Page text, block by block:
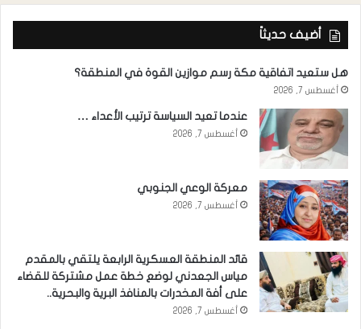
أضيف حديثاً
هل ستعيد اتفاقية مكة رسم موازين القوة في المنطقة؟
أغسطس 7, 2026
عندما تعيد السياسة ترتيب الأعداء …
أغسطس 7, 2026
معركة الوعي الجنوبي
أغسطس 7, 2026
قائد المنطقة العسكرية الرابعة يلتقي بالمقدم
مياس الجعدني لوضع خطة عمل مشتركة للقضاء
على أفة المخدرات بالمنافذ البرية والبحرية..
أغسطس 7, 2026